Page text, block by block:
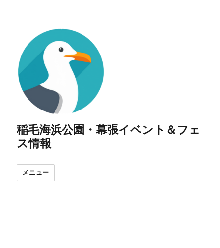
稲毛海浜公園・幕張イベント＆フェ
ス情報
メニュー